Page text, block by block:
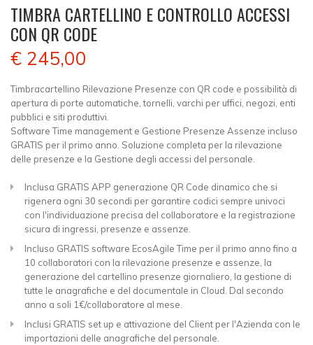
TIMBRA CARTELLINO E CONTROLLO ACCESSI
CON QR CODE
€ 245,00
Timbracartellino Rilevazione Presenze con QR code e possibilità di
apertura di porte automatiche, tornelli, varchi per uffici, negozi, enti
pubblici e siti produttivi.
Software Time management e Gestione Presenze Assenze incluso
GRATIS per il primo anno. Soluzione completa per la rilevazione
delle presenze e la Gestione degli accessi del personale.
Inclusa GRATIS APP generazione QR Code dinamico che si
rigenera ogni 30 secondi per garantire codici sempre univoci
con l'individuazione precisa del collaboratore e la registrazione
sicura di ingressi, presenze e assenze.
Incluso GRATIS software EcosAgile Time per il primo anno fino a
10 collaboratori con la rilevazione presenze e assenze, la
generazione del cartellino presenze giornaliero, la gestione di
tutte le anagrafiche e del documentale in Cloud. Dal secondo
anno a soli 1€/collaboratore al mese.
Inclusi GRATIS set up e attivazione del Client per l'Azienda con le
importazioni delle anagrafiche del personale.